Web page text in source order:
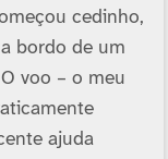
cedinho,
bordo de um
voo – o meu
ajuda